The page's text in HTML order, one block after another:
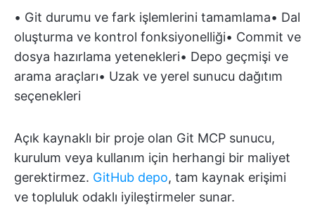
• Git durumu ve fark işlemlerini tamamlama• Dal
oluşturma ve kontrol fonksiyonelliği• Commit ve
dosya hazırlama yetenekleri• Depo geçmişi ve
arama araçları• Uzak ve yerel sunucu dağıtım
seçenekleri
Açık kaynaklı bir proje olan Git MCP sunucu,
kurulum veya kullanım için herhangi bir maliyet
gerektirmez. GitHub depo, tam kaynak erişimi
ve topluluk odaklı iyileştirmeler sunar.